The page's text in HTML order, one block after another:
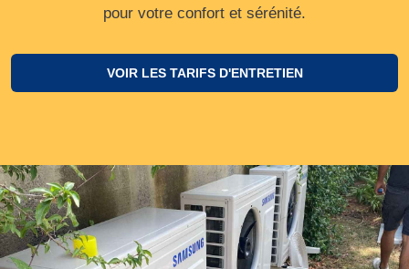
pour votre confort et sérénité.
VOIR LES TARIFS D'ENTRETIEN